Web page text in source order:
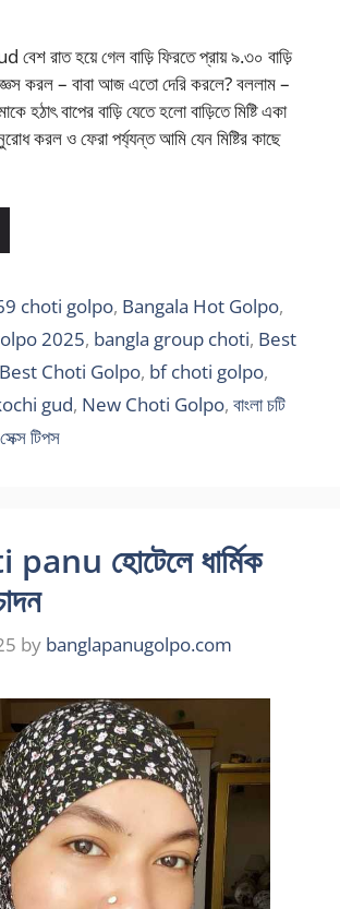
রাত হয়ে গেল বাড়ি ফিরতে প্রায় ৯.৩০ বাড়ি
করল – বাবা আজ এতো দেরি করলে? বললাম –
হঠাৎ বাপের বাড়ি যেতে হলো বাড়িতে মিষ্টি একা
করল ও ফেরা পর্য্যন্ত আমি যেন মিষ্টির কাছে
choti golpo, Bangala Hot Golpo,
2025, bangla group choti, Best
Best Choti Golpo, bf choti golpo,
gud, New Choti Golpo, বাংলা চটি
সেক্স টিপস
হোটেলে ধার্মিক
by banglapanugolpo.com